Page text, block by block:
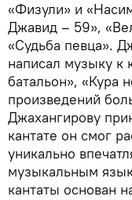
«Физули» и
Джавид – 59»,
«Судьба певца».
написал музыку
батальон», «Кура
произведений
Джахангирову
кантате он смог
уникально
музыкальным
кантаты основан